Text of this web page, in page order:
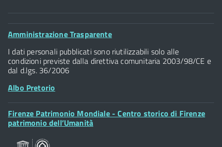
Comune di Firenze
Palazzo Vecchio
Piazza della Signoria - 50122, Firenze
Posta Elettronica Certificata
Footer
Amministrazione Trasparente
I dati personali pubblicati sono riutilizzabili solo alle
condizioni previste dalla direttiva comunitaria 2003/98/CE e
dal d.lgs. 36/2006
Albo Pretorio
Footer
Widget
Firenze Patrimonio Mondiale - Centro storico di Firenze
patrimonio dell’Umanità